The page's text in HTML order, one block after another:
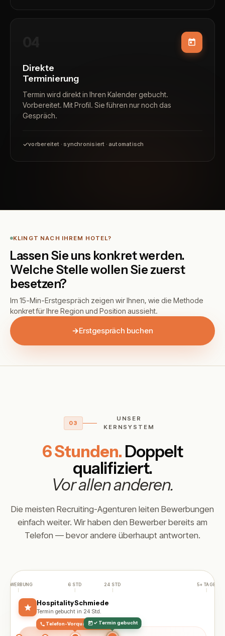
Direkte
Terminierung
Termin wird direkt in Ihren Kalender gebucht.
Vorbereitet. Mit Profil. Sie führen nur noch das
Gespräch.
✓vorbereitet · synchronisiert · automatisch
KLINGT NACH IHREM HOTEL?
Lassen Sie uns konkret werden.
Welche Stelle wollen Sie zuerst
besetzen?
Im 15-Min-Erstgespräch zeigen wir Ihnen, wie die Methode
konkret für Ihre Region und Position aussieht.
→Erstgespräch buchen
03
UNSER
KERNSYSTEM
6 Stunden. Doppelt
qualifiziert.
Vor allen anderen.
Die meisten Recruiting-Agenturen leiten Bewerbungen
einfach weiter. Wir haben den Bewerber bereits am
Telefon — bevor andere überhaupt antworten.
BEWERBUNG 6 STD 24 STD 5+ TAGE
Hospitality Schmiede
Termin gebucht in 24 Std.
Telefon-Vorqualifizierung✓ Termin gebucht